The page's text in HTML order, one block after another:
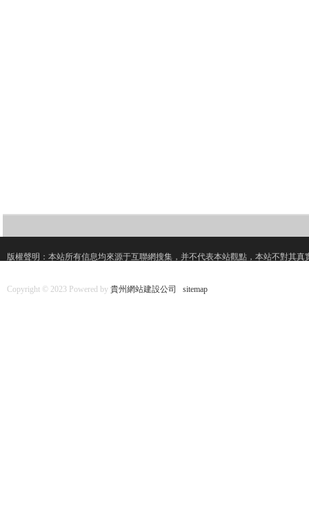
版權聲明：本站所有信息均來源于互聯網搜集，并不代表本站觀點，本站不對其
Copyright © 2023 Powered by 貴州網站建設公司 sitemap